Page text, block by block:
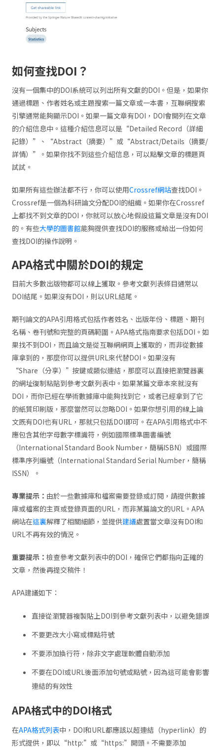
如何查找DOI？
沒有一個集中的DOI系統可以列出所有文獻的DOI。但是，如果你
通過標題、作者姓名或主題搜索一篇文章或一本書，互聯網搜索
引擎通常能夠顯示DOI。如果一篇文章有DOI，DOI會開列在文章
的介紹信息中。這種介紹信息可以是“Detailed Record（詳細
記錄）”、“Abstract（摘要）”或“Abstract/Details（摘要/
詳情）”。如果你找不到這些介紹信息，可以點擊文章的標題頁
試試。
如果所有這些辦法都不行，你可以使用Crossref網站查找DOI。
Crossref是一個為科研論文分配DOI的組織。如果你在Crossref
上都找不到文章的DOI，你就可以放心地假設這篇文章是沒有DOI
的。有些大學的圖書館能夠提供查找DOI的服務或給出一份如何
查找DOI的操作說明。
APA格式中關於DOI的規定
目前大多數出版物都可以線上獲取。參考文獻列表條目通常以
DOI結尾。如果沒有DOI，則以URL結尾。
期刊論文的APA引用格式包括作者姓名、出版年份、標題、期刊
名稱、卷刊號和完整的頁碼範圍。APA格式指南要求包括DOI。如
果找不到DOI，而且論文是從互聯網網頁上獲取的，而非從數據
庫拿到的，那麼你可以提供URL來代替DOI。如果沒有
“Share（分享）”按鍵或類似連結，那麼可以直接把瀏覽器裏
的網址復制粘貼到參考文獻列表中。如果某篇文章本來就沒有
DOI，而你已經在學術數據庫中能夠找到它，或者已經拿到了它
的紙質印刷版，那麼當然可以忽略DOI。如果你想引用的線上論
文既有DOI也有URL，那就只包括DOI即可。在APA引用格式中不
應包含其他字母數字標識符，例如國際標準圖書編號
（International Standard Book Number，簡稱ISBN）或國際
標準序列編號（International Standard Serial Number，簡稱
ISSN）。
專業提示： 由於一些數據庫和檔案需要登錄或訂閱，請提供數據
庫或檔案的主頁或登錄頁面的URL，而非某篇論文的URL。APA
網站在這裏解釋了相關細節，並提供建議處置當文章沒有DOI和
URL不再有效的情況。
重要提示： 檢查參考文獻列表中的DOI，確保它們都指向正確的
文章，然後再提交稿件！
APA建議如下：
直接從瀏覽器複製貼上DOI到參考文獻列表中，以避免錯誤
不要更改大小寫或標點符號
不要添加換行符，除非文字處理軟體自動添加
不要在DOI或URL後面添加句號或點號，因為這可能會影響
連結的有效性
APA格式中的DOI格式
在APA格式列表中，DOI和URL都應該以超連結（hyperlink）的
形式提供，即以“http:”或“https:”開頭。不需要添加